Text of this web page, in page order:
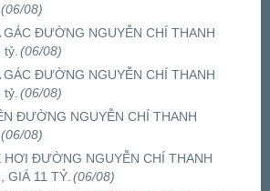
(06/08)
GÁC ĐƯỜNG NGUYỄN CHÍ THANH
(06/08)
GÁC ĐƯỜNG NGUYỄN CHÍ THANH
(06/08)
ĐƯỜNG NGUYỄN CHÍ THANH
(06/08)
HƠI ĐƯỜNG NGUYỄN CHÍ THANH
GIÁ 11 TỶ. (06/08)